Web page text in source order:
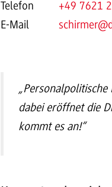
Telefon
+49 7621
E-Mail
schirmer
dabei eröffnet die
kommt es an!“